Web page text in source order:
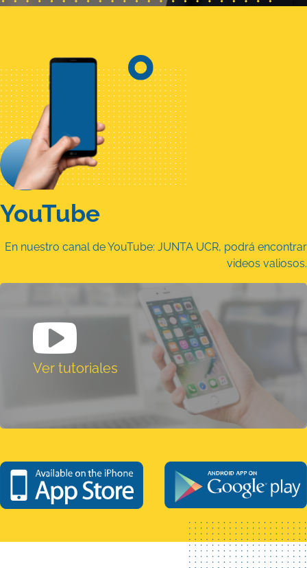
YouTube
En nuestro canal de YouTube: JUNTA UCR, podrá encontrar
videos valiosos.
Ver tutoriales